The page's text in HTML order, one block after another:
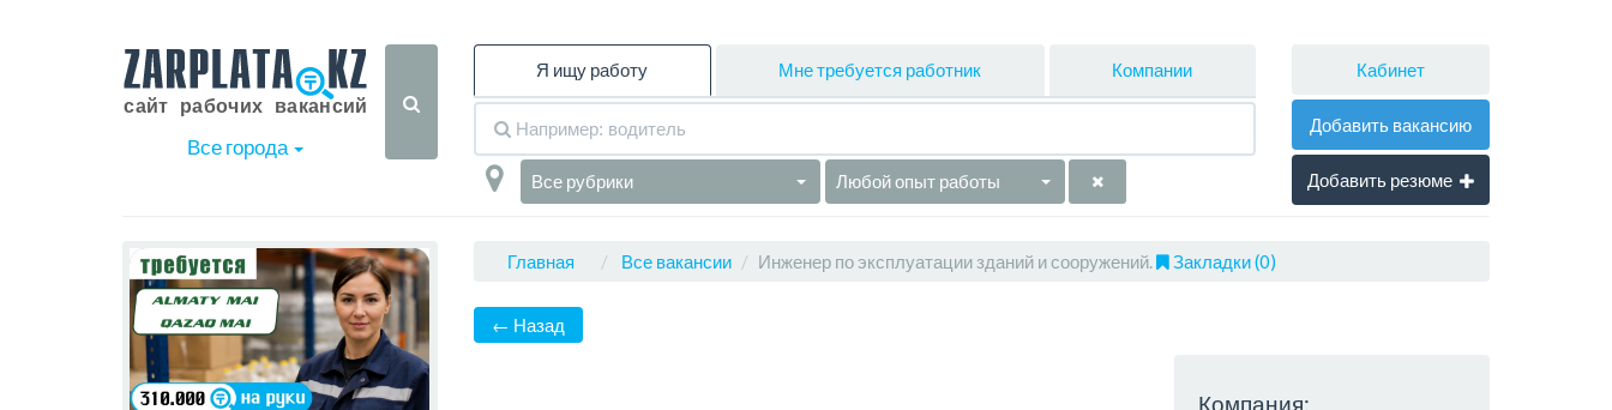
Все города
Я ищу работу Мне требуется работник Компании
Все рубрики Любой опыт работы
Кабинет
Добавить вакансию
Добавить резюме
Главная Все вакансии Инженер по эксплуатации зданий и сооружений. Закладки (0)
← Назад
Компания: